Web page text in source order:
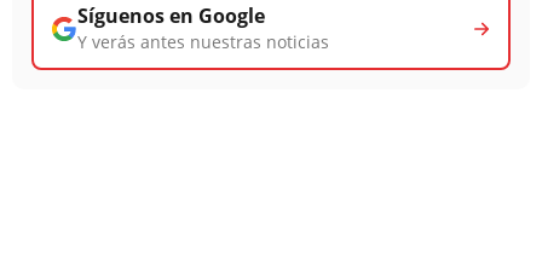
Síguenos en Google
Y verás antes nuestras noticias